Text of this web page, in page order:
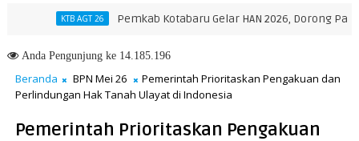
KTB AGT 26 Pemkab Kotabaru Gelar HAN 2026, Dorong
AndaPengunjung ke 14.185.196
Beranda BPN Mei 26
Pemerintah Prioritaskan Pengakuan dan
Perlindungan Hak Tanah Ulayat di Indonesia
Pemerintah Prioritaskan Pengakuan